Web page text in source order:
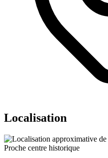
Localisation